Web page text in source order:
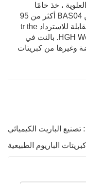
، خذ خامًا
مرتفعًا للغاية لصنع المسحوق. تأكد من BAS04 أكثر من 95
٪. مع Whitenesslgure الجيدة و tor القابلة للاسترداد tr the
HGH Weathbllv Reculrements applicauon. بالنت في
وغيرها من كبريتات
الباريت الكيميائي
كبريتات الباريوم الطبيعية